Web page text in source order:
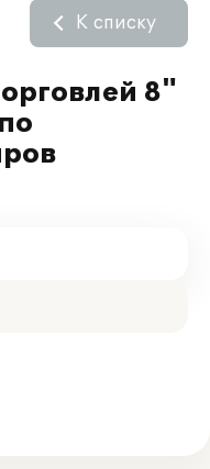
8"
К списку